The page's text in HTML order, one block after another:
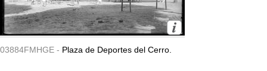
03884FMHGE - Plaza de Deportes del Cerro.